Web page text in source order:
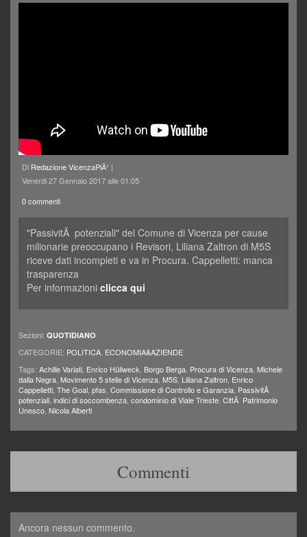
Di Redazione VicenzaPiÃ¹ |
Venerdi 27 Gennaio 2017 alle 01:05
0 commenti
"PassivitÃ potenziali" del Comune di Vicenza per cause
milionarie preoccupano i Revisori, Liliana Zaltron di M5S
riceve dati incompleti e va in Procura. Cappelletti: manca
trasparenza
Per informazioni clicca qui
Sezioni: QUOTIDIANO
CATEGORIE: POLITICA ECONOMIA&AZIENDE
Tags: Achille Variati Enrico Hüllweck Borgo Berga Procura di Vicenza Michele
dalla Negra Movimento 5 stelle di Vicenza M5S Liliana Zaltron Enrico
Cappelletti The Goal pfas Commissione di Controllo e Garanzia PassivitÃ
potenziali indici di soccombenza condominio di Viale Trieste CittÃ Patrimonio
Unesco Nicola Alberti
Commenti
Ancora nessun commento.